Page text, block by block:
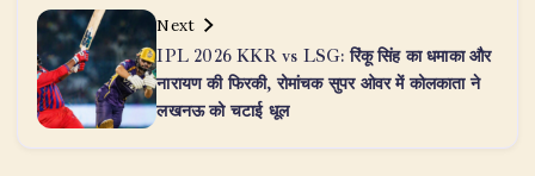
Next
IPL 2026 KKR vs LSG: रिंकू सिंह का धमाका और
नारायण की फिरकी, रोमांचक सुपर ओवर में कोलकाता ने
लखनऊ को चटाई धूल